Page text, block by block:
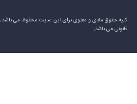
کلیه حقوق مادی و معنوی برای این سایت محفوظ می باشد
قانونی می باشد.